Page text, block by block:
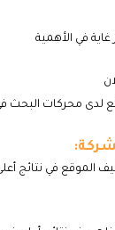
في الأهمية
محركات البحث في
الموقع في نتائج